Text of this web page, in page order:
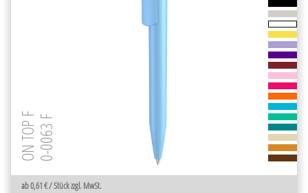
ab 0,61 € / Stück zzgl. MwSt.
ON TOP F0-0063 F